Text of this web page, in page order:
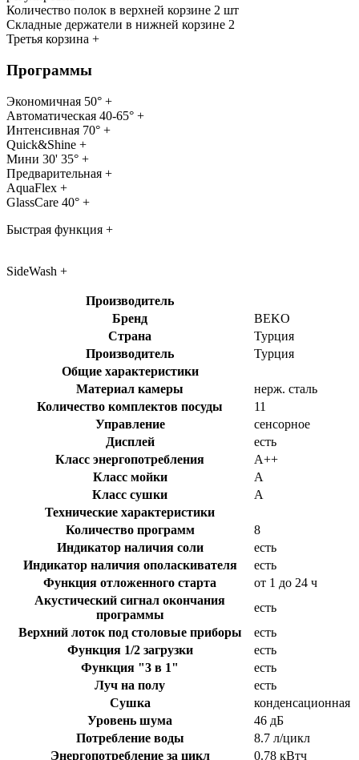
Количество полок в верхней корзине 2 шт
Складные держатели в нижней корзине 2
Третья корзина +
Программы
Экономичная 50° +
Автоматическая 40-65° +
Интенсивная 70° +
Quick&Shine +
Мини 30' 35° +
Предварительная +
AquaFlex +
GlassCare 40° +
Быстрая функция +
SideWash +
Производитель
Бренд
BEKO
Страна
Турция
Производитель
Турция
Общие характеристики
Материал камеры
нерж. сталь
Количество комплектов посуды
11
Управление
сенсорное
Дисплей
есть
Класс энергопотребления
A++
Класс мойки
A
Класс сушки
A
Технические характеристики
Количество программ
8
Индикатор наличия соли
есть
Индикатор наличия ополаскивателя
есть
Функция отложенного старта
от 1 до 24 ч
Акустический сигнал окончания
программы
есть
Верхний лоток под столовые приборы
есть
Функция 1/2 загрузки
есть
Функция "3 в 1"
есть
Луч на полу
есть
Сушка
конденсационная
Уровень шума
46 дБ
Потребление воды
8.7 л/цикл
Энергопотребление за цикл
0.78 кВтч